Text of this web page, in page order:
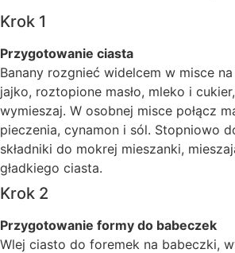
Krok 1
Przygotowanie ciasta
Banany rozgnieć widelcem w misce na
jajko, roztopione masło, mleko i
wymieszaj. W osobnej misce połącz
pieczenia, cynamon i sól. Stopniowo
składniki do mokrej mieszanki,
gładkiego ciasta.
Krok 2
Przygotowanie formy do babeczek
Wlej ciasto do foremek na babeczki,